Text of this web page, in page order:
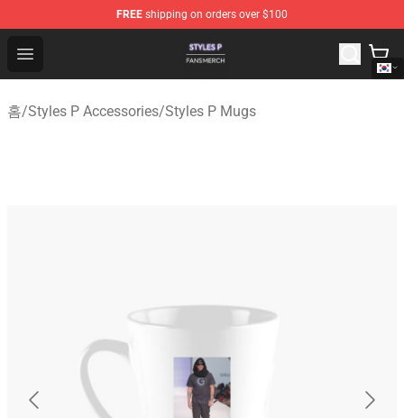
FREE shipping on orders over $100
Open menu
Styles P Shop - Official Styles P Merchandise Store
홈/Styles P Accessories/Styles P Mugs